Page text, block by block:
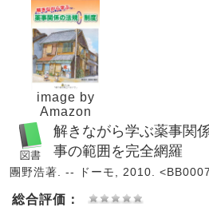
image by
Amazon
解きながら学ぶ薬事関
事の範囲を完全網羅
團野浩著. -- ドーモ, 2010.
総合評価：